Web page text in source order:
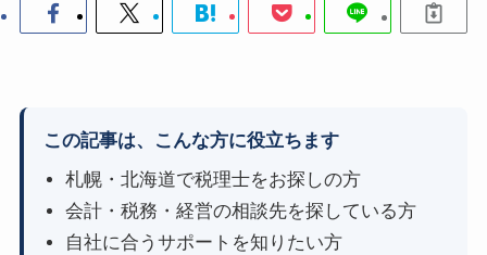
この記事は、こんな方に役立ちます
札幌・北海道で税理士をお探しの方
会計・税務・経営の相談先を探している方
自社に合うサポートを知りたい方